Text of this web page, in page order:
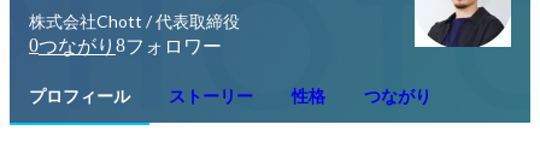
株式会社Chott / 代表取締役
0つながり 8フォロワー
プロフィール ストーリー 性格 つながり